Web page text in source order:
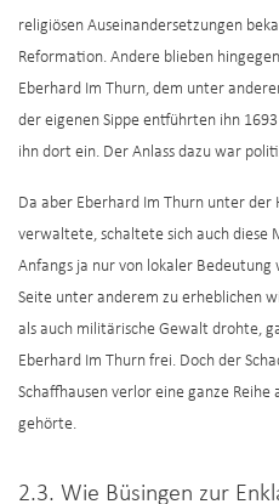
religiösen Auseinandersetzungen
Reformation. Andere blieben
Eberhard Im Thurn, dem unter
der eigenen Sippe entführten ihn
ihn dort ein. Der Anlass dazu war
Da aber Eberhard Im Thurn unter der
verwaltete, schaltete sich auch diese
Anfangs ja nur von lokaler
Seite unter anderem zu erheblichen
als auch militärische Gewalt drohte,
Eberhard Im Thurn frei. Doch der
Schaffhausen verlor eine ganze
gehörte.
2.3. Wie Büsingen zur